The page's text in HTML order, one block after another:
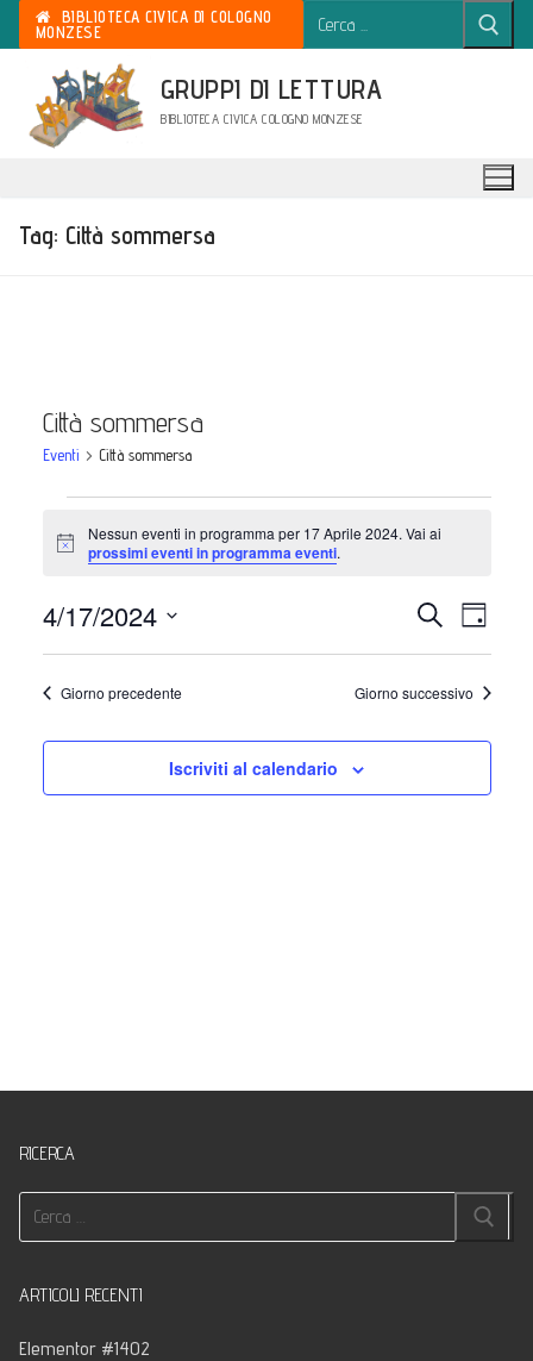
al
contenuto
BIBLIOTECA CIVICA DI COLOGNO
MONZESE
GRUPPI DI LETTURA
BIBLIOTECA CIVICA COLOGNO MONZESE
Tag: Città sommersa
Città sommersa
Eventi Città sommersa
for
Aprile
2024
Notice
Nessun eventi in programma per 17 Aprile 2024. Vai ai
prossimi eventi in programma eventi.
Eventi
Ricerca
e
Cerca
Viste
Giorno
4/17/2024
Seleziona
data.
Giorno precedente Giorno successivo
Iscriviti al calendario
RICERCA
Cerca:
ARTICOLI RECENTI
Elementor #1402